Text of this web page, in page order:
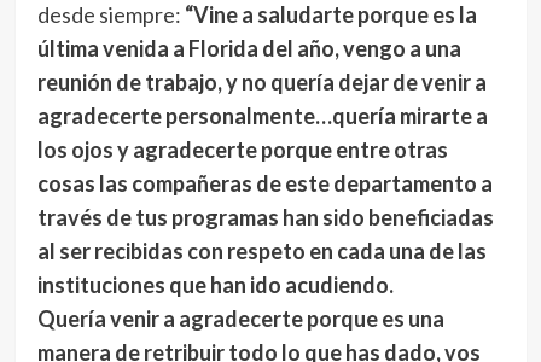
desde siempre: “Vine a saludarte porque es la
última venida a Florida del año, vengo a una
reunión de trabajo, y no quería dejar de venir a
agradecerte personalmente…quería mirarte a
los ojos y agradecerte porque entre otras
cosas las compañeras de este departamento a
través de tus programas han sido beneficiadas
al ser recibidas con respeto en cada una de las
instituciones que han ido acudiendo.
Quería venir a agradecerte porque es una
manera de retribuir todo lo que has dado, vos